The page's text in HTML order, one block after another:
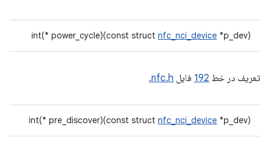
int(* power_cycle)(const struct nfc_nci_device *p_dev)
تعریف در خط 192 فایل nfc.h.
int(* pre_discover)(const struct nfc_nci_device *p_dev)